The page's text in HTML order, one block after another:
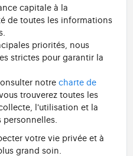
capitale à la
de toutes les informations
priorités, nous
strictes pour garantir la
notre charte de
trouverez toutes les
l'utilisation et la
votre vie privée et à
grand soin.